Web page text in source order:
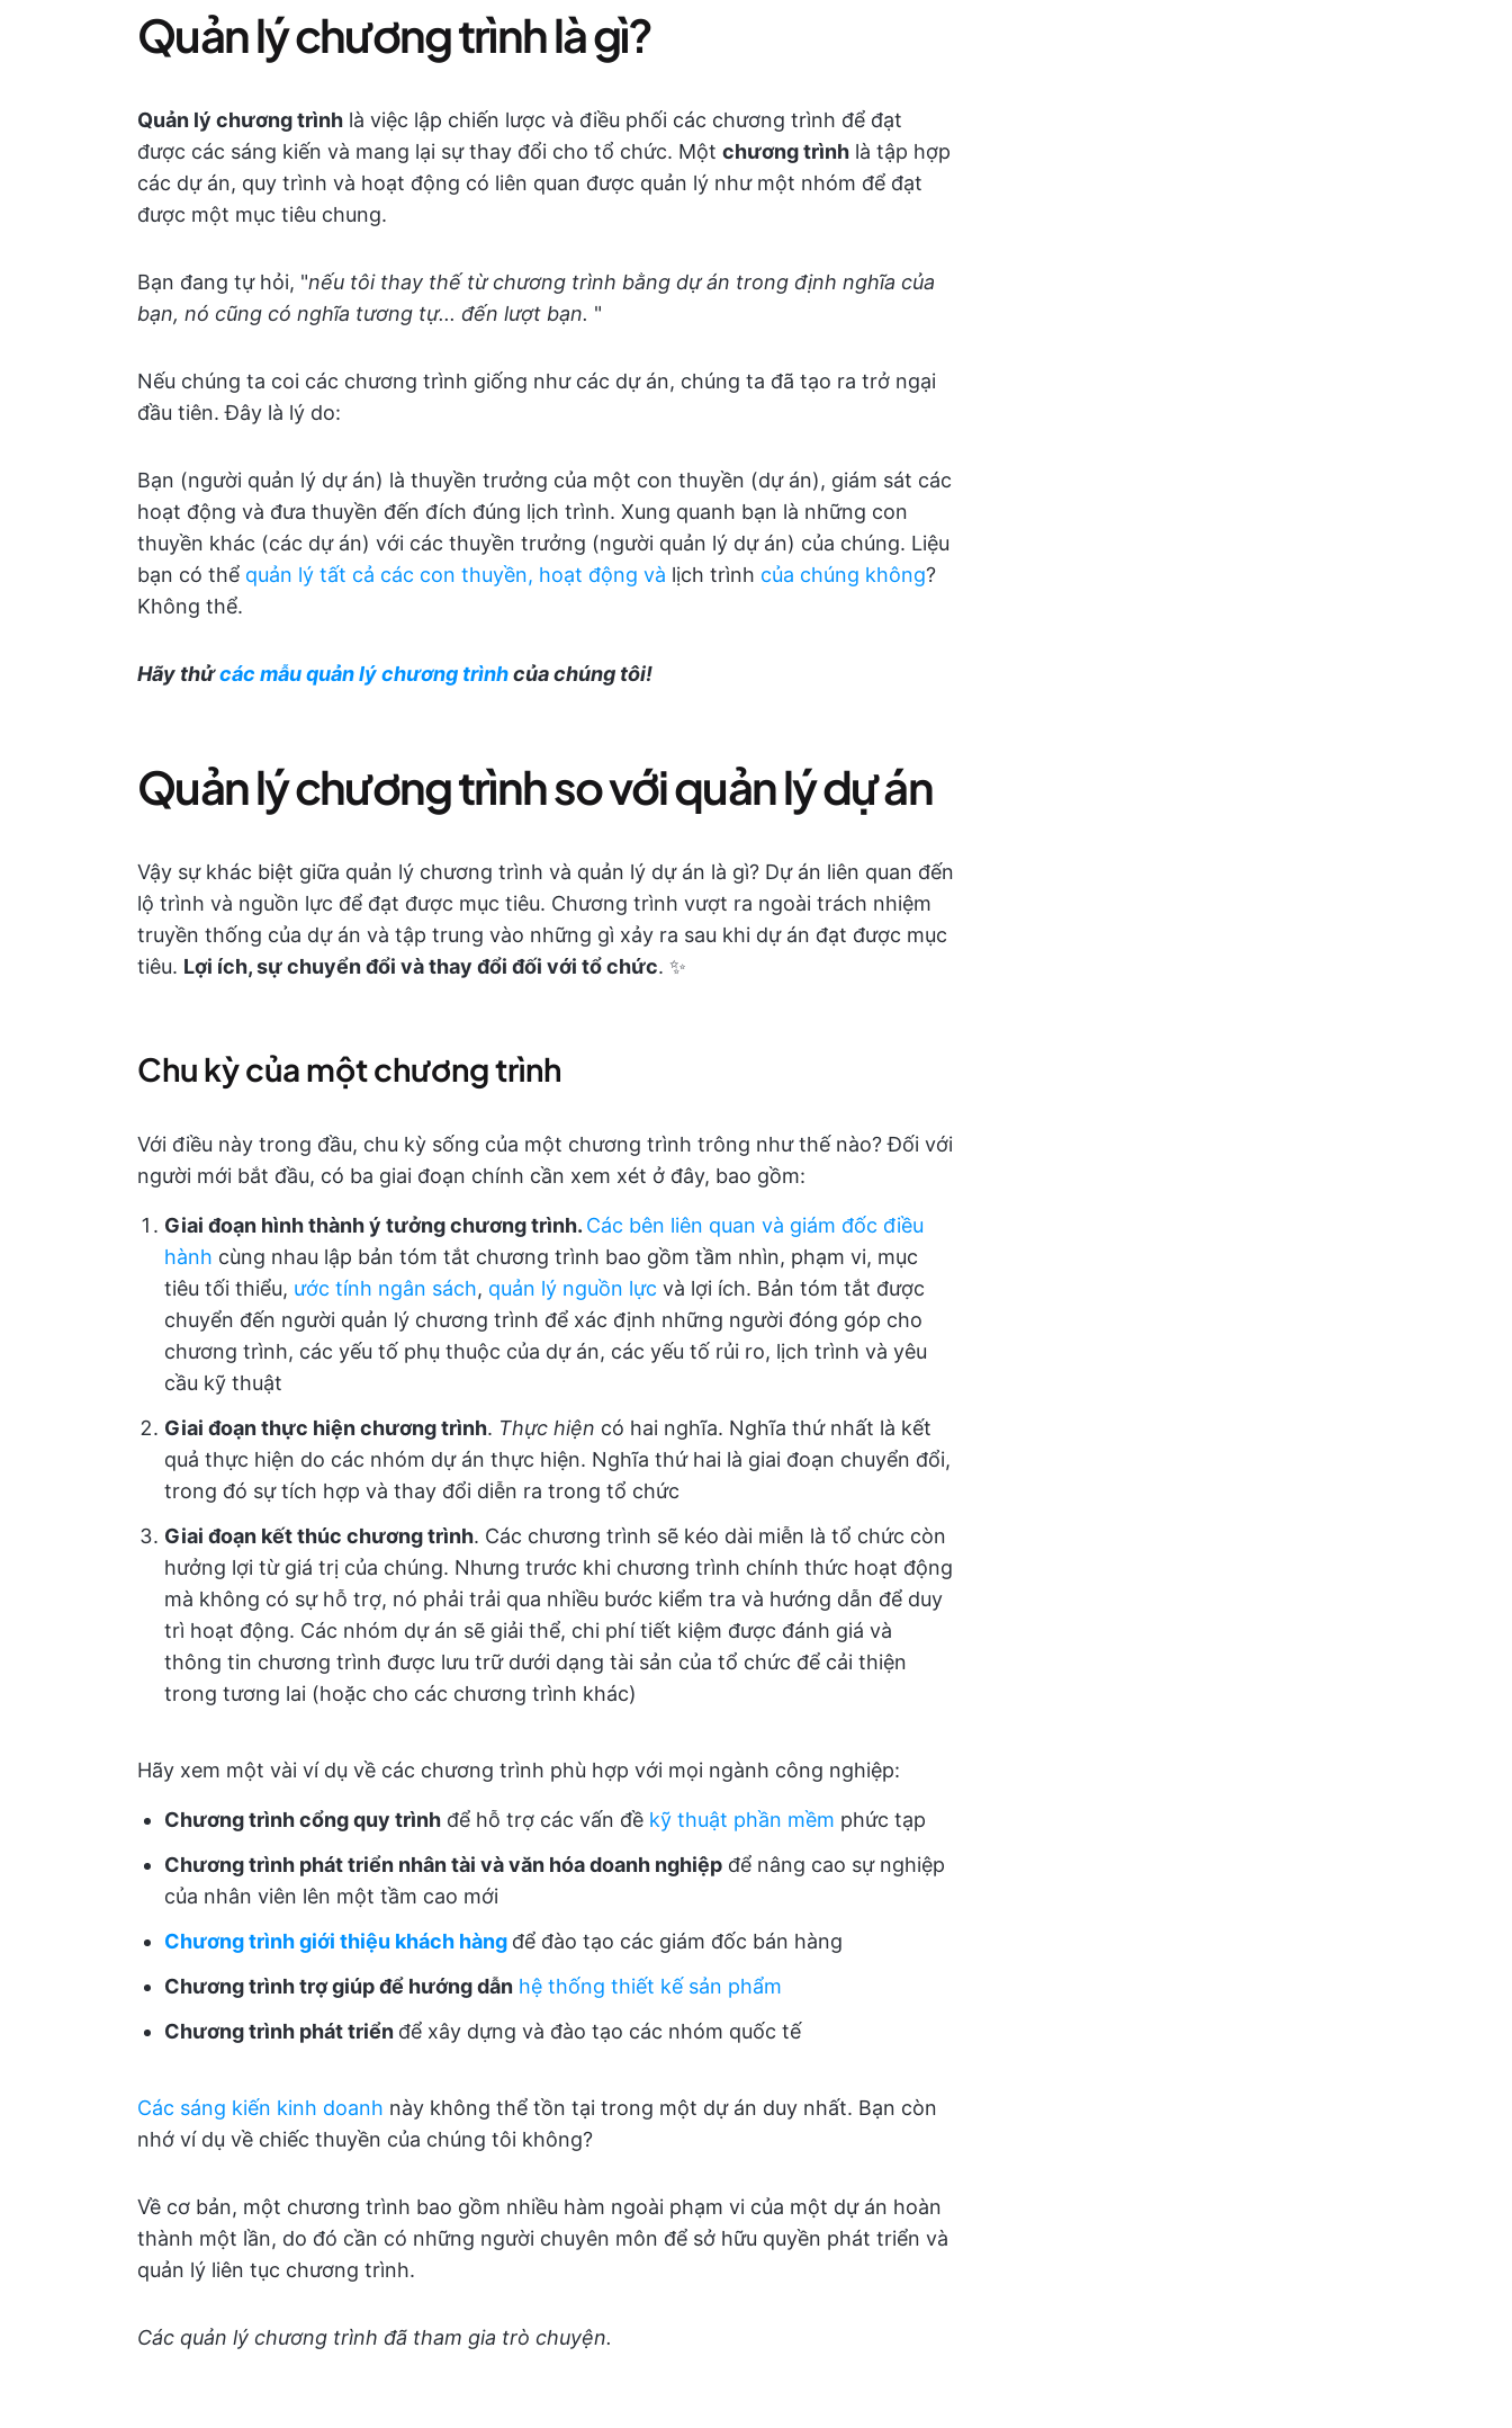
Quản lý chương trình là gì?
Quản lý chương trình là việc lập chiến lược và điều phối các chương trình để đạt
được các sáng kiến và mang lại sự thay đổi cho tổ chức. Một chương trình là tập hợp
các dự án, quy trình và hoạt động có liên quan được quản lý như một nhóm để đạt
được một mục tiêu chung.
Bạn đang tự hỏi, "nếu tôi thay thế từ chương trình bằng dự án trong định nghĩa của
bạn, nó cũng có nghĩa tương tự... đến lượt bạn. "
Nếu chúng ta coi các chương trình giống như các dự án, chúng ta đã tạo ra trở ngại
đầu tiên. Đây là lý do:
Bạn (người quản lý dự án) là thuyền trưởng của một con thuyền (dự án), giám sát các
hoạt động và đưa thuyền đến đích đúng lịch trình. Xung quanh bạn là những con
thuyền khác (các dự án) với các thuyền trưởng (người quản lý dự án) của chúng. Liệu
bạn có thể quản lý tất cả các con thuyền, hoạt động và lịch trình của chúng không?
Không thể.
Hãy thửcác mẫu quản lý chương trìnhcủa chúng tôi!
Quản lý chương trình so với quản lý dự án
Vậy sự khác biệt giữa quản lý chương trình và quản lý dự án là gì? Dự án liên quan đến
lộ trình và nguồn lực để đạt được mục tiêu. Chương trình vượt ra ngoài trách nhiệm
truyền thống của dự án và tập trung vào những gì xảy ra sau khi dự án đạt được mục
tiêu. Lợi ích, sự chuyển đổi và thay đổi đối với tổ chức. ✨
Chu kỳ của một chương trình
Với điều này trong đầu, chu kỳ sống của một chương trình trông như thế nào? Đối với
người mới bắt đầu, có ba giai đoạn chính cần xem xét ở đây, bao gồm:
Giai đoạn hình thành ý tưởng chương trình. Các bên liên quan và giám đốc điều
hành cùng nhau lập bản tóm tắt chương trình bao gồm tầm nhìn, phạm vi, mục
tiêu tối thiểu, ước tính ngân sách, quản lý nguồn lực và lợi ích. Bản tóm tắt được
chuyển đến người quản lý chương trình để xác định những người đóng góp cho
chương trình, các yếu tố phụ thuộc của dự án, các yếu tố rủi ro, lịch trình và yêu
cầu kỹ thuật
Giai đoạn thực hiện chương trình. Thực hiện có hai nghĩa. Nghĩa thứ nhất là kết
quả thực hiện do các nhóm dự án thực hiện. Nghĩa thứ hai là giai đoạn chuyển đổi,
trong đó sự tích hợp và thay đổi diễn ra trong tổ chức
Giai đoạn kết thúc chương trình. Các chương trình sẽ kéo dài miễn là tổ chức còn
hưởng lợi từ giá trị của chúng. Nhưng trước khi chương trình chính thức hoạt động
mà không có sự hỗ trợ, nó phải trải qua nhiều bước kiểm tra và hướng dẫn để duy
trì hoạt động. Các nhóm dự án sẽ giải thể, chi phí tiết kiệm được đánh giá và
thông tin chương trình được lưu trữ dưới dạng tài sản của tổ chức để cải thiện
trong tương lai (hoặc cho các chương trình khác)
Hãy xem một vài ví dụ về các chương trình phù hợp với mọi ngành công nghiệp:
Chương trình cổng quy trình để hỗ trợ các vấn đề kỹ thuật phần mềm phức tạp
Chương trình phát triển nhân tài và văn hóa doanh nghiệp để nâng cao sự nghiệp
của nhân viên lên một tầm cao mới
Chương trình giới thiệu khách hàng để đào tạo các giám đốc bán hàng
Chương trình trợ giúp để hướng dẫn hệ thống thiết kế sản phẩm
Chương trình phát triển để xây dựng và đào tạo các nhóm quốc tế
Các sáng kiến kinh doanh này không thể tồn tại trong một dự án duy nhất. Bạn còn
nhớ ví dụ về chiếc thuyền của chúng tôi không?
Về cơ bản, một chương trình bao gồm nhiều hàm ngoài phạm vi của một dự án hoàn
thành một lần, do đó cần có những người chuyên môn để sở hữu quyền phát triển và
quản lý liên tục chương trình.
Các quản lý chương trình đã tham gia trò chuyện.